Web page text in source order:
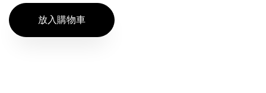
放入購物車